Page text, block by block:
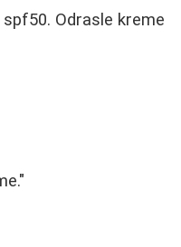
Odrasle kreme